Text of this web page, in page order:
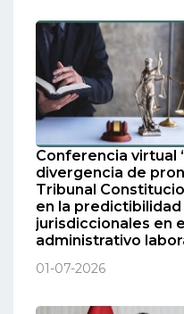
Conferencia virtual
divergencia de
Tribunal
en la
jurisdiccionales en
administrativo
01-07-2026